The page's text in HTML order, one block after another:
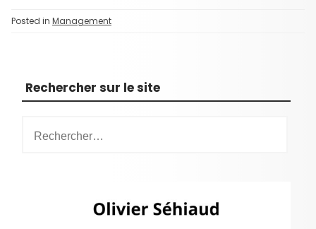
Posted in Management
Rechercher sur le site